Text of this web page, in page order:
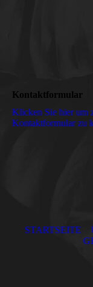
Kontaktformular
Klicken Sie hier um
Kon­takt­for­mu­lar zu
STARTSEITE